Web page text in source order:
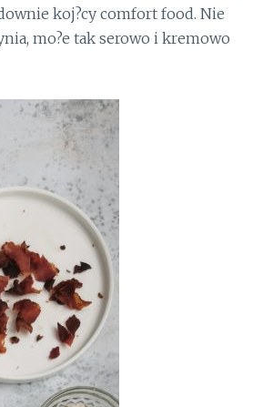
koj?cy comfort food. Nie
mo?e tak serowo i kremowo